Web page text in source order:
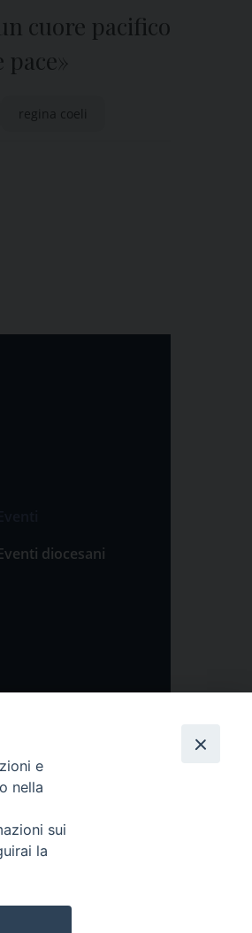
cuore pacifico
regina coeli
diocesani
e
nella
sui
la